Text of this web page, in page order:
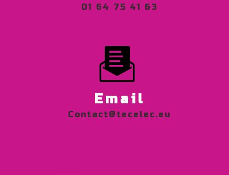
01 64 75 41 63
Email
contact@tecelec.eu